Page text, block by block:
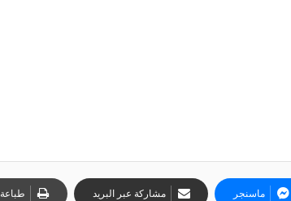
ماسنجر مشاركة عبر البريد طباعة